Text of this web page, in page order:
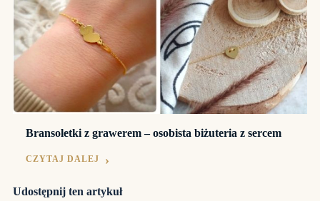
Bransoletki z grawerem – osobista biżuteria z sercem
CZYTAJ DALEJ
Udostępnij ten artykuł